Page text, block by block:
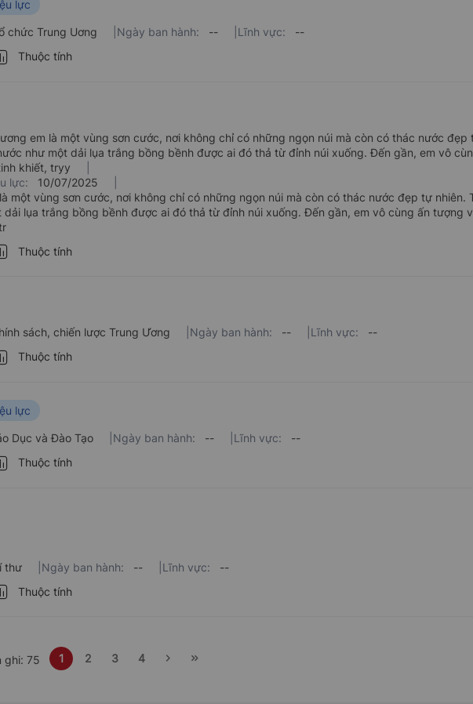
lực
chức Trung Uơng Ngày ban hành: -- Lĩnh vực:
--
Thuộc tính
em là một vùng sơn cước, nơi không chỉ có những ngọn núi mà còn có thác nước đẹp
như một dải lụa trắng bồng bềnh được ai đó thả từ đỉnh núi xuống. Đến gần, em vô
khiết, tryy
lực: 10/07/2025
một vùng sơn cước, nơi không chỉ có những ngọn núi mà còn có thác nước đẹp tự nhiên.
dải lụa trắng bồng bềnh được ai đó thả từ đỉnh núi xuống. Đến gần, em vô cùng ấn tượng
Thuộc tính
sách, chiến lược Trung Ương Ngày ban hành: -- Lĩnh vực:
--
Thuộc tính
lực
Dục và Đào Tạo Ngày ban hành: -- Lĩnh vực:
--
Thuộc tính
thư Ngày ban hành: -- Lĩnh vực:
--
Thuộc tính
ghi: 75 1 2 3 4